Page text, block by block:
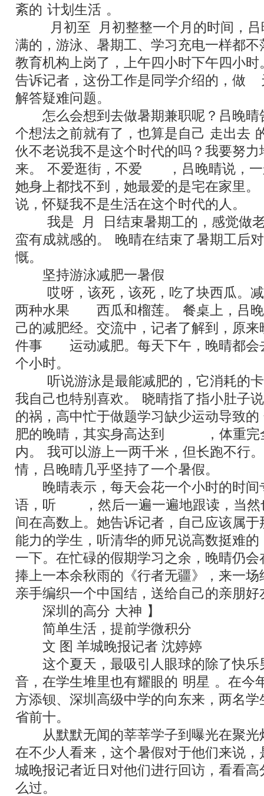
紊的 计划生活 。
月初至
月初整整一个月的时间，
满的，游泳、暑期工、学习充电一样都不
教育机构上岗了，上午四小时下午四小时
告诉记者，这份工作是同学介绍的，做
解答疑难问题。
怎么会想到去做暑期兼职呢？吕晚晴
个想法之前就有了，也算是自己 走出去
伙不老说我不是这个时代的吗？我要努力
来。
不爱逛街，不爱
，吕晚晴说，
她身上都找不到，她最爱的是宅在家里。
说，怀疑我不是生活在这个时代的人。
我是 月
日结束暑期工的，感觉做
蛮有成就感的。
晚晴在结束了暑期工后
慨。
坚持游泳减肥一暑假
哎呀，该死，该死，吃了块西瓜。
两种水果
西瓜和榴莲。
餐桌上，吕
己的减肥经。交流中，记者了解到，原
件事
运动减肥。每天下午，晚晴都
个小时。
听说游泳是最能减肥的，它消耗的
我自己也特别喜欢。
晓晴指了指小肚子
的祸，高中忙于做题学习缺少运动导致的 “
肥的晚晴，其实身高达到
，体重
内。
我可以游上一两千米，但长跑不行。
情，吕晚晴几乎坚持了一个暑假。
晚晴表示，每天会花一个小时的时间
语，听
，然后一遍一遍地跟读，当
间在高数上。她告诉记者，自己应该属
能力的学生，听清华的师兄说高数挺难
一下。在忙碌的假期学习之余，晚晴仍
捧上一本余秋雨的《行者无疆》，来一
亲手编织一个中国结，送给自己的亲朋好
深圳的高分 大神 】
简单生活，提前学微积分
文 图 羊城晚报记者 沈婷婷
这个夏天，最吸引人眼球的除了快乐
音，在学生堆里也有耀眼的 明星 。在今
方添钡、深圳高级中学的向东来，两名
省前十。
从默默无闻的莘莘学子到曝光在聚光
在不少人看来，这个暑假对于他们来说
城晚报记者近日对他们进行回访，看看
么过。